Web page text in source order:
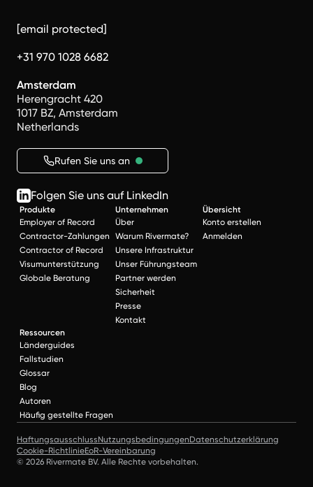
[email protected]
+31 970 1028 6682
Amsterdam
Herengracht 420
1017 BZ, Amsterdam
Netherlands
Rufen Sie uns an
Folgen Sie uns auf LinkedIn
Produkte
Employer of Record
Contractor-Zahlungen
Contractor of Record
Visumunterstützung
Globale Beratung
Unternehmen
Über
Warum Rivermate?
Unsere Infrastruktur
Unser Führungsteam
Partner werden
Sicherheit
Presse
Kontakt
Übersicht
Konto erstellen
Anmelden
Ressourcen
Länderguides
Fallstudien
Glossar
Blog
Autoren
Häufig gestellte Fragen
HaftungsausschlussNutzungsbedingungenDatenschutzerklärung
Cookie-RichtlinieEoR-Vereinbarung
© 2026 Rivermate BV. Alle Rechte vorbehalten.